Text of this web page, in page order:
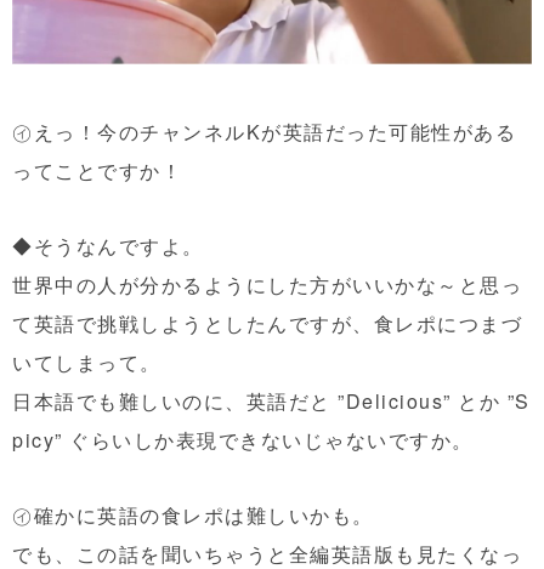
㋑えっ！今のチャンネルKが英語だった可能性がある
ってことですか！
◆そうなんですよ。
世界中の人が分かるようにした方がいいかな～と思っ
て英語で挑戦しようとしたんですが、食レポにつまづ
いてしまって。
日本語でも難しいのに、英語だと ”Delicious” とか ”S
picy” ぐらいしか表現できないじゃないですか。
㋑確かに英語の食レポは難しいかも。
でも、この話を聞いちゃうと全編英語版も見たくなっ